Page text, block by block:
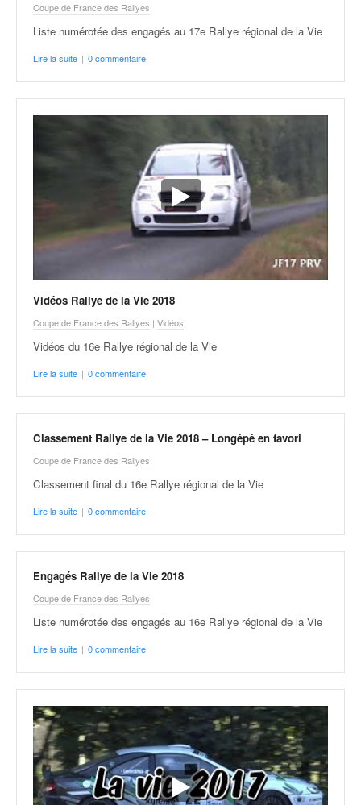
Coupe de France des Rallyes
Liste numérotée des engagés au 17e Rallye régional de la Vie
Lire la suite | 0 commentaire
Vidéos Rallye de la Vie 2018
Coupe de France des Rallyes | Vidéos
Vidéos du 16e Rallye régional de la Vie
Lire la suite | 0 commentaire
Classement Rallye de la Vie 2018 – Longépé en favori
Coupe de France des Rallyes
Classement final du 16e Rallye régional de la Vie
Lire la suite | 0 commentaire
Engagés Rallye de la Vie 2018
Coupe de France des Rallyes
Liste numérotée des engagés au 16e Rallye régional de la Vie
Lire la suite | 0 commentaire